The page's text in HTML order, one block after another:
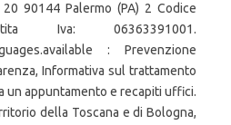
90144 Palermo (PA) 2 Codice
Iva: 06363391001.
: Prevenzione
Informativa sul trattamento
un appuntamento e recapiti uffici.
della Toscana e di Bologna,